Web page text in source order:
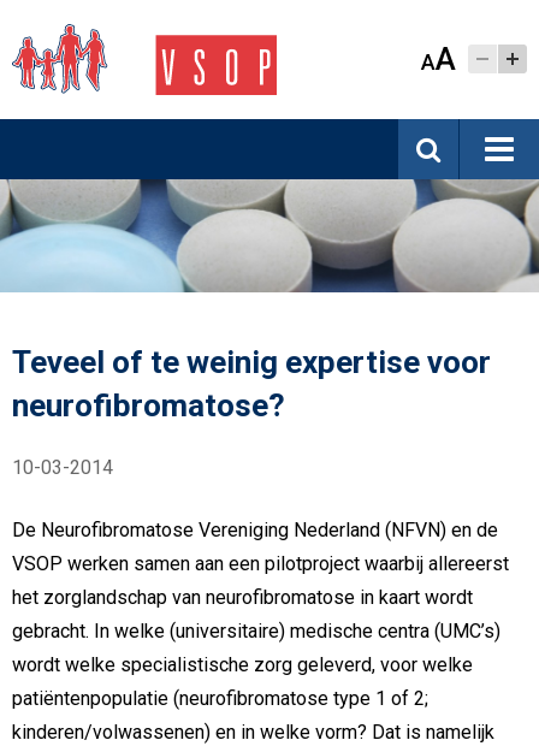
AA
Teveel of te weinig expertise voor
neurofibromatose?
10-03-2014
De Neurofibromatose Vereniging Nederland (NFVN) en de
VSOP werken samen aan een pilotproject waarbij allereerst
het zorglandschap van neurofibromatose in kaart wordt
gebracht. In welke (universitaire) medische centra (UMC’s)
wordt welke specialistische zorg geleverd, voor welke
patiëntenpopulatie (neurofibromatose type 1 of 2;
kinderen/volwassenen) en in welke vorm? Dat is namelijk